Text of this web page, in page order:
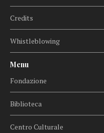
Credits
Whistleblowing
Menu
Fondazione
Biblioteca
Centro Culturale